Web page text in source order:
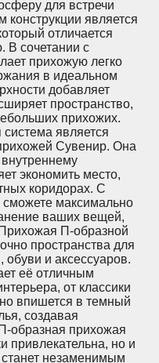
для встречи
является
отличается
В сочетании с
прихожую легко
в идеальном
добавляет
пространство,
прихожих.
является
Сувенир. Она
внутреннему
экономить место,
коридорах. С
максимально
ваших вещей,
П-образной
пространства для
и аксессуаров.
её отличным
от классики
впишется в темный
создавая
образная прихожая
привлекательна, но и
незаменимым